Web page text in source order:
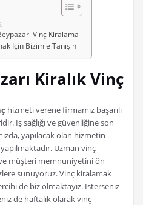
Vinç Kiralama
İçin Bizimle Tanışın
Kiralık Vinç
hizmeti verene firmamız başarılı
İş sağlığı ve güvenliğine son
yapılacak olan hizmetin
Uzman vinç
müşteri memnuniyetini ön
sunuyoruz. Vinç kiralamak
de biz olmaktayız. İsterseniz
de haftalık olarak vinç